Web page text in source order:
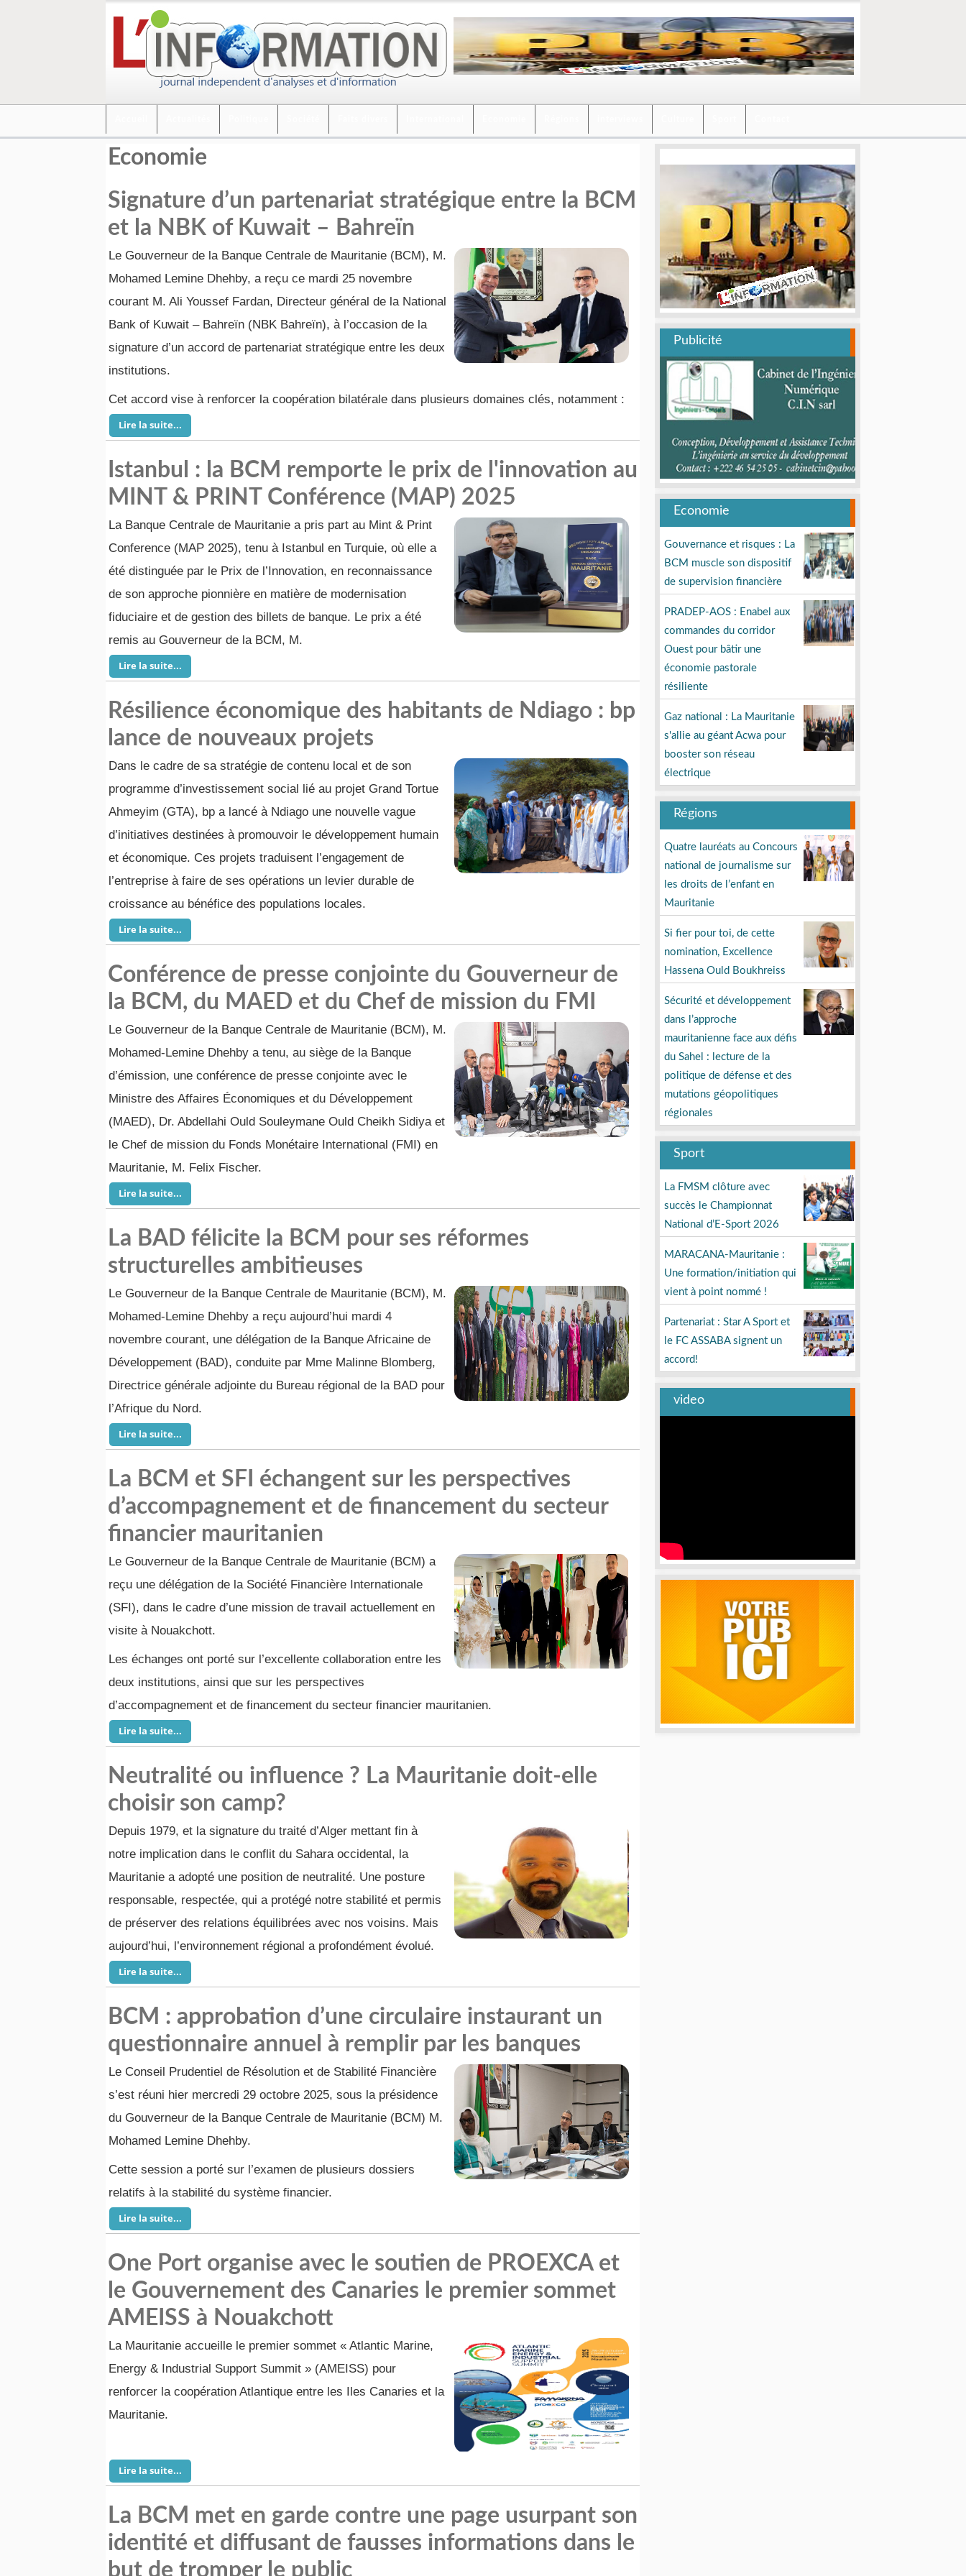
Publicité
Economie
Gouvernance et risques : La
BCM muscle son dispositif
de supervision financière
PRADEP-AOS : Enabel aux
commandes du corridor
Ouest pour bâtir une
économie pastorale
résiliente
Gaz national : La Mauritanie
s'allie au géant Acwa pour
booster son réseau
électrique
Régions
Quatre lauréats au Concours
national de journalisme sur
les droits de l’enfant en
Mauritanie
Si fier pour toi, de cette
nomination, Excellence
Hassena Ould Boukhreiss
Sécurité et développement
dans l’approche
mauritanienne face aux défis
du Sahel : lecture de la
politique de défense et des
mutations géopolitiques
régionales
Sport
La FMSM clôture avec
succès le Championnat
National d’E-Sport 2026
MARACANA-Mauritanie :
Une formation/initiation qui
vient à point nommé !
Partenariat : Star A Sport et
le FC ASSABA signent un
accord!
video
Economie
Signature d’un partenariat stratégique entre la BCM
et la NBK of Kuwait – Bahreïn
Le Gouverneur de la Banque Centrale de Mauritanie (BCM), M.
Mohamed Lemine Dhehby, a reçu ce mardi 25 novembre
courant M. Ali Youssef Fardan, Directeur général de la National
Bank of Kuwait – Bahreïn (NBK Bahreïn), à l’occasion de la
signature d’un accord de partenariat stratégique entre les deux
institutions.
Cet accord vise à renforcer la coopération bilatérale dans plusieurs domaines clés, notamment :
Lire la suite...
Istanbul : la BCM remporte le prix de l'innovation au
MINT & PRINT Conférence (MAP) 2025
La Banque Centrale de Mauritanie a pris part au Mint & Print
Conference (MAP 2025), tenu à Istanbul en Turquie, où elle a
été distinguée par le Prix de l’Innovation, en reconnaissance
de son approche pionnière en matière de modernisation
fiduciaire et de gestion des billets de banque. Le prix a été
remis au Gouverneur de la BCM, M.
Lire la suite...
Résilience économique des habitants de Ndiago : bp
lance de nouveaux projets
Dans le cadre de sa stratégie de contenu local et de son
programme d’investissement social lié au projet Grand Tortue
Ahmeyim (GTA), bp a lancé à Ndiago une nouvelle vague
d’initiatives destinées à promouvoir le développement humain
et économique. Ces projets traduisent l’engagement de
l’entreprise à faire de ses opérations un levier durable de
croissance au bénéfice des populations locales.
Lire la suite...
Conférence de presse conjointe du Gouverneur de
la BCM, du MAED et du Chef de mission du FMI
Le Gouverneur de la Banque Centrale de Mauritanie (BCM), M.
Mohamed-Lemine Dhehby a tenu, au siège de la Banque
d’émission, une conférence de presse conjointe avec le
Ministre des Affaires Économiques et du Développement
(MAED), Dr. Abdellahi Ould Souleymane Ould Cheikh Sidiya et
le Chef de mission du Fonds Monétaire International (FMI) en
Mauritanie, M. Felix Fischer.
Lire la suite...
La BAD félicite la BCM pour ses réformes
structurelles ambitieuses
Le Gouverneur de la Banque Centrale de Mauritanie (BCM), M.
Mohamed-Lemine Dhehby a reçu aujourd’hui mardi 4
novembre courant, une délégation de la Banque Africaine de
Développement (BAD), conduite par Mme Malinne Blomberg,
Directrice générale adjointe du Bureau régional de la BAD pour
l’Afrique du Nord.
Lire la suite...
La BCM et SFI échangent sur les perspectives
d’accompagnement et de financement du secteur
financier mauritanien
Le Gouverneur de la Banque Centrale de Mauritanie (BCM) a
reçu une délégation de la Société Financière Internationale
(SFI), dans le cadre d’une mission de travail actuellement en
visite à Nouakchott.
Les échanges ont porté sur l’excellente collaboration entre les
deux institutions, ainsi que sur les perspectives
d’accompagnement et de financement du secteur financier mauritanien.
Lire la suite...
Neutralité ou influence ? La Mauritanie doit-elle
choisir son camp?
Depuis 1979, et la signature du traité d’Alger mettant fin à
notre implication dans le conflit du Sahara occidental, la
Mauritanie a adopté une position de neutralité. Une posture
responsable, respectée, qui a protégé notre stabilité et permis
de préserver des relations équilibrées avec nos voisins. Mais
aujourd’hui, l’environnement régional a profondément évolué.
Lire la suite...
BCM : approbation d’une circulaire instaurant un
questionnaire annuel à remplir par les banques
Le Conseil Prudentiel de Résolution et de Stabilité Financière
s’est réuni hier mercredi 29 octobre 2025, sous la présidence
du Gouverneur de la Banque Centrale de Mauritanie (BCM) M.
Mohamed Lemine Dhehby.
Cette session a porté sur l’examen de plusieurs dossiers
relatifs à la stabilité du système financier.
Lire la suite...
One Port organise avec le soutien de PROEXCA et
le Gouvernement des Canaries le premier sommet
AMEISS à Nouakchott
La Mauritanie accueille le premier sommet « Atlantic Marine,
Energy & Industrial Support Summit » (AMEISS) pour
renforcer la coopération Atlantique entre les Iles Canaries et la
Mauritanie.
Lire la suite...
La BCM met en garde contre une page usurpant son
identité et diffusant de fausses informations dans le
but de tromper le public